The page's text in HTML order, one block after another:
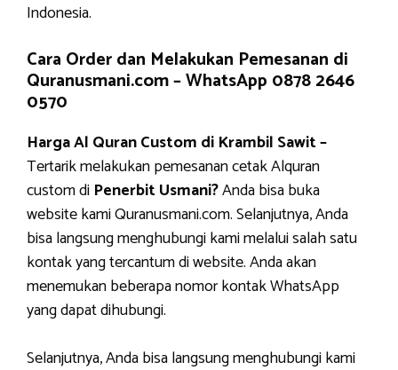
Indonesia.
Cara Order dan Melakukan Pemesanan di
Quranusmani.com –WhatsApp 0878 2646
0570
Harga Al Quran Custom di Krambil Sawit –
Tertarik melakukan pemesanan cetak Alquran
custom di Penerbit Usmani?Anda bisa buka
website kami Quranusmani.com. Selanjutnya, Anda
bisa langsung menghubungi kami melalui salah satu
kontak yang tercantum di website. Anda akan
menemukan beberapa nomor kontak WhatsApp
yang dapat dihubungi.
Selanjutnya, Anda bisa langsung menghubungi kami